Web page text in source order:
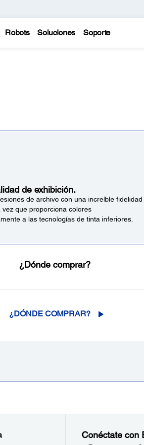
Robots Soluciones Soporte
de exhibición.
de archivo con una increíble fidelidad
que proporciona colores
a las tecnologías de tinta inferiores.
¿Dónde comprar?
¿DÓNDE COMPRAR?
Conéctate con